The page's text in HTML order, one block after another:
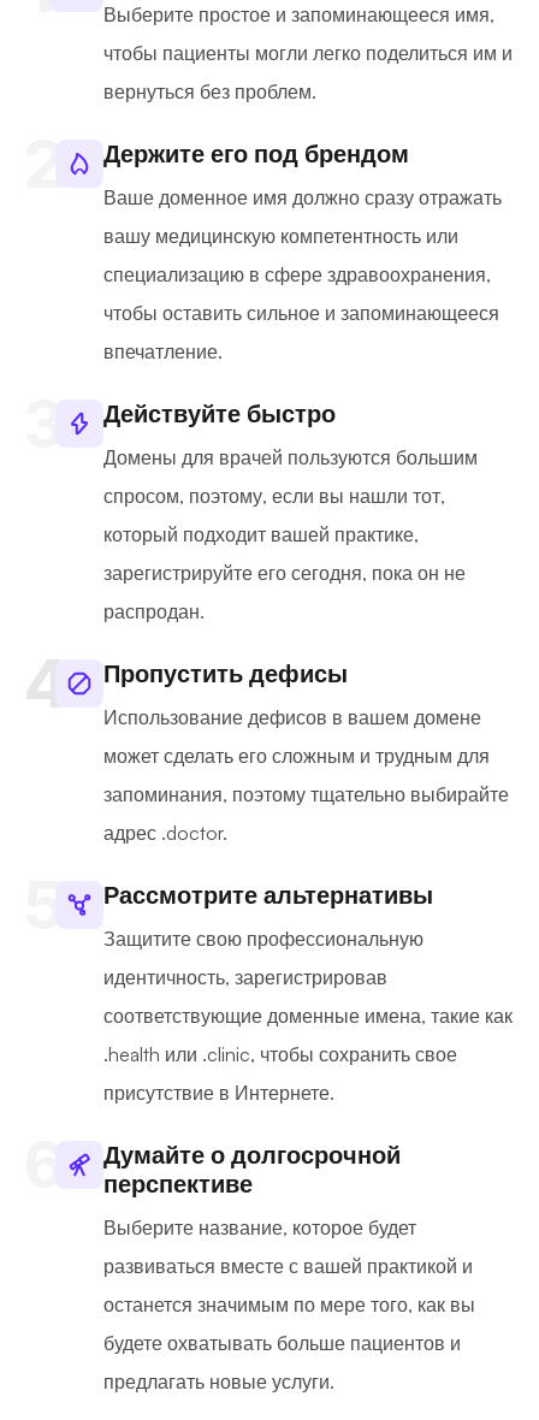
Выберите простое и запоминающееся имя,
чтобы пациенты могли легко поделиться им и
вернуться без проблем.
Держите его под брендом
Ваше доменное имя должно сразу отражать
вашу медицинскую компетентность или
специализацию в сфере здравоохранения,
чтобы оставить сильное и запоминающееся
впечатление.
Действуйте быстро
Домены для врачей пользуются большим
спросом, поэтому, если вы нашли тот,
который подходит вашей практике,
зарегистрируйте его сегодня, пока он не
распродан.
Пропустить дефисы
Использование дефисов в вашем домене
может сделать его сложным и трудным для
запоминания, поэтому тщательно выбирайте
адрес .doctor.
Рассмотрите альтернативы
Защитите свою профессиональную
идентичность, зарегистрировав
соответствующие доменные имена, такие как
.health или .clinic, чтобы сохранить свое
присутствие в Интернете.
Думайте о долгосрочной
перспективе
Выберите название, которое будет
развиваться вместе с вашей практикой и
останется значимым по мере того, как вы
будете охватывать больше пациентов и
предлагать новые услуги.